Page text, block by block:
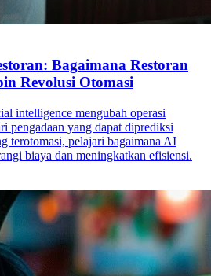
Bagaimana Restoran
Revolusi Otomasi
intelligence mengubah operasi
pengadaan yang dapat diprediksi
terotomasi, pelajari bagaimana AI
biaya dan meningkatkan efisiensi.